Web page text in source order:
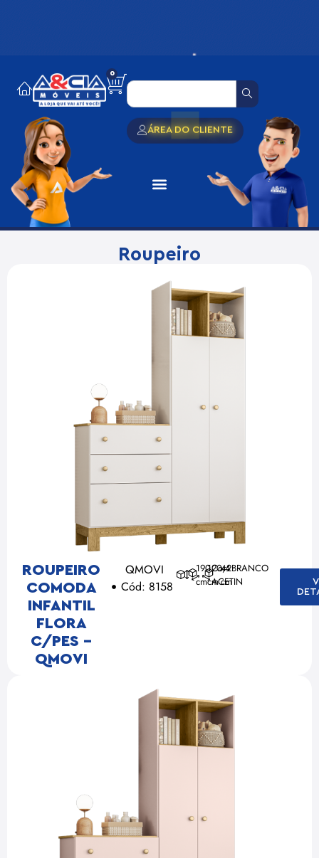
0
ÁREA DO CLIENTE
Roupeiro
ROUPEIRO
COMODA
INFANTIL
FLORA
C/PES –
QMOVI
QMOVI
Cód: 8158
190
cm
120,4
cm
42
cm
Cor: BRANCO
ACETIN